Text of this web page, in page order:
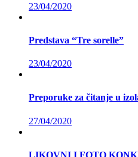
23/04/2020
Predstava “Tre sorelle”
23/04/2020
Preporuke za čitanje u
27/04/2020
LIKOVNI I FOTO